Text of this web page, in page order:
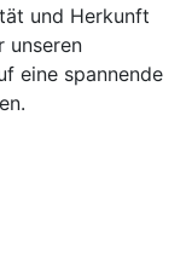
und Herkunft
unseren
eine spannende